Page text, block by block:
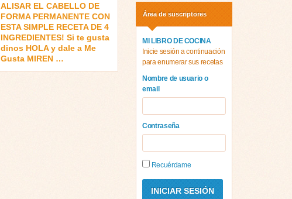
ALISAR EL CABELLO DE
FORMA PERMANENTE CON
ESTA SIMPLE RECETA DE 4
INGREDIENTES! Si te gusta
dinos HOLA y dale a Me
Gusta MIREN …
Área de suscriptores
MI LIBRO DE COCINA
Inicie sesión a continuación
para enumerar sus recetas
Nombre de usuario o
email
Contraseña
Recuérdame